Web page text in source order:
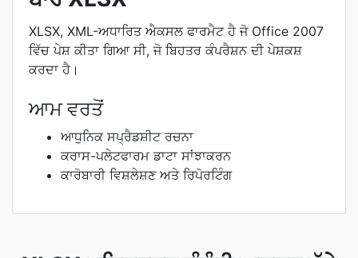
XLSX, XML-ਅਧਾਰਿਤ ਐਕਸਲ ਫਾਰਮੈਟ ਹੈ ਜੋ Office 2007
ਵਿੱਚ ਪੇਸ਼ ਕੀਤਾ ਗਿਆ ਸੀ, ਜੋ ਬਿਹਤਰ ਕੰਪਰੈਸ਼ਨ ਦੀ ਪੇਸ਼ਕਸ਼
ਕਰਦਾ ਹੈ।
ਆਮ ਵਰਤੋਂ
ਆਧੁਨਿਕ ਸਪ੍ਰੈਡਸ਼ੀਟ ਰਚਨਾ
ਕਰਾਸ-ਪਲੇਟਫਾਰਮ ਡਾਟਾ ਸਾਂਝਾਕਰਨ
ਕਾਰੋਬਾਰੀ ਵਿਸ਼ਲੇਸ਼ਣ ਅਤੇ ਰਿਪੋਰਟਿੰਗ